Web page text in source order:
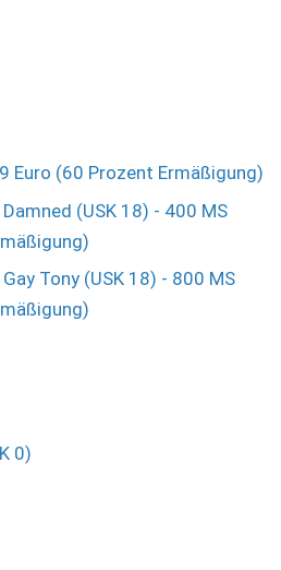
Euro (60 Prozent Ermäßigung)
(USK 18) - 400 MS
Tony (USK 18) - 800 MS
0)